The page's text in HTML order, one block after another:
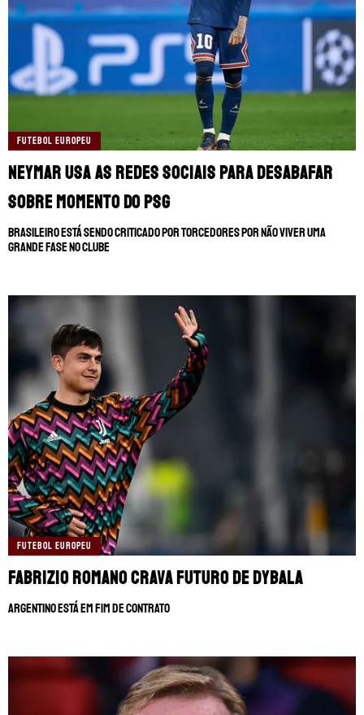
FUTEBOL EUROPEU
Neymar usa as redes sociais para desabafar
sobre momento do PSG
Brasileiro está sendo criticado por torcedores por não viver uma
grande fase no clube
FUTEBOL EUROPEU
Fabrizio Romano crava futuro de Dybala
Argentino está em fim de contrato